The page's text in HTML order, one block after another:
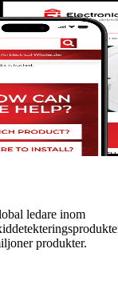
ledare inom
produkter.